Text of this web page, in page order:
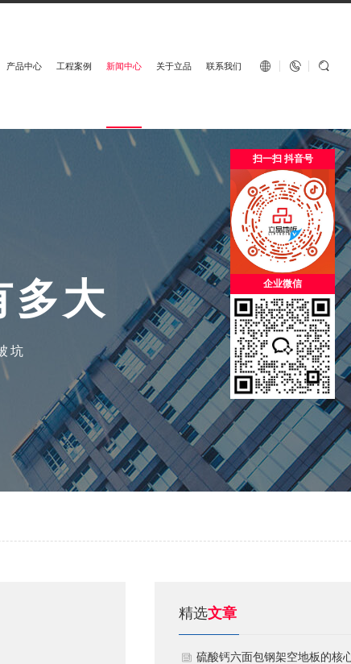
产品中心 工程案例 新闻中心 关于立品 联系我们 English  
多大
坑
精选文章
硫酸钙六面包钢架空地板的核
扫一扫 抖音号
企业微信